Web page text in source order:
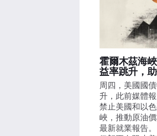
霍爾木茲海
益率跳升，
周四，美國國
升，此前媒體
禁止美國和以
峽，推動原油
最新就業報告